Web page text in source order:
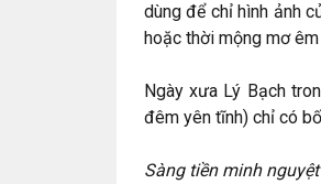
dùng để chỉ hình ảnh
hoặc thời mộng mơ
Ngày xưa Lý Bạch
đêm yên tĩnh) chỉ có
Sàng tiền minh